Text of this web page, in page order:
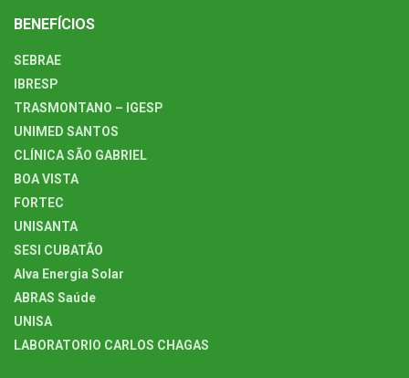
BENEFÍCIOS
SEBRAE
IBRESP
TRASMONTANO – IGESP
UNIMED SANTOS
CLÍNICA SÃO GABRIEL
BOA VISTA
FORTEC
UNISANTA
SESI CUBATÃO
Alva Energia Solar
ABRAS Saúde
UNISA
LABORATORIO CARLOS CHAGAS